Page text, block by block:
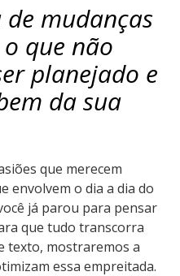
mudanças
que não
planejado e
da sua
que merecem
envolvem o dia a dia do
já parou para pensar
que tudo transcorra
texto, mostraremos a
essa empreitada.